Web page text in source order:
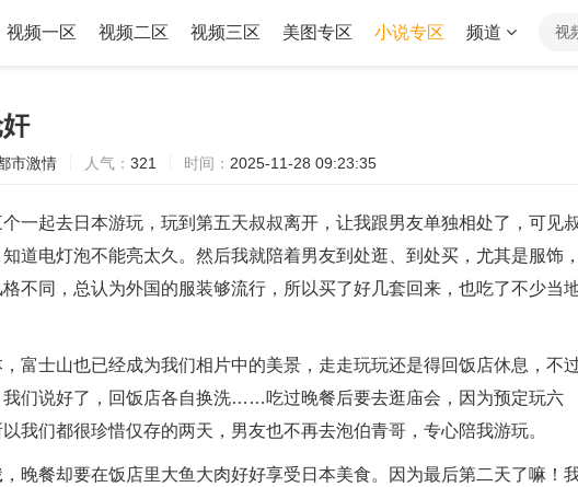
视频一区 视频二区 视频三区 美图专区 小说专区 频道 视
市激情 人气： 321 时间： 2025-11-28 09:23:35
一起去日本游玩，玩到第五天叔叔离开，让我跟男友单独相处了，可见
道电灯泡不能亮太久。然后我就陪着男友到处逛、到处买，尤其是服饰，
不同，总认为外国的服装够流行，所以买了好几套回来，也吃了不少当
富士山也已经成为我们相片中的美景，走走玩玩还是得回饭店休息，不
我们说好了，回饭店各自换洗……吃过晚餐后要去逛庙会，因为预定玩六
我们都很珍惜仅存的两天，男友也不再去泡伯青哥，专心陪我游玩。
晚餐却要在饭店里大鱼大肉好好享受日本美食。因为最后第二天了嘛！